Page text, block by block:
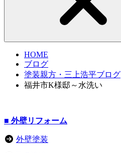
HOME
ブログ
塗装親方・三上浩平ブログ
福井市K様邸～水洗い
■ 外壁リフォーム
外壁塗装